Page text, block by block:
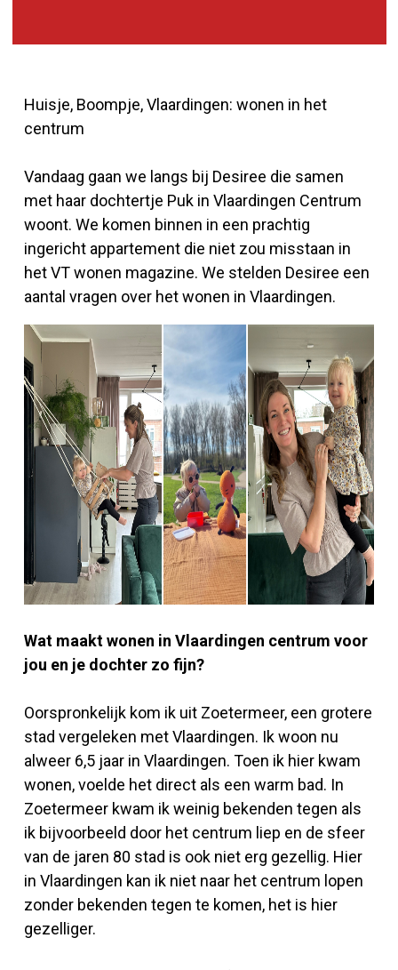
Huisje, Boompje, Vlaardingen: wonen in het
centrum
Vandaag gaan we langs bij Desiree die samen
met haar dochtertje Puk in Vlaardingen Centrum
woont. We komen binnen in een prachtig
ingericht appartement die niet zou misstaan in
het VT wonen magazine. We stelden Desiree een
aantal vragen over het wonen in Vlaardingen.
Wat maakt wonen in Vlaardingen centrum voor
jou en je dochter zo fijn?
Oorspronkelijk kom ik uit Zoetermeer, een grotere
stad vergeleken met Vlaardingen. Ik woon nu
alweer 6,5 jaar in Vlaardingen. Toen ik hier kwam
wonen, voelde het direct als een warm bad. In
Zoetermeer kwam ik weinig bekenden tegen als
ik bijvoorbeeld door het centrum liep en de sfeer
van de jaren 80 stad is ook niet erg gezellig. Hier
in Vlaardingen kan ik niet naar het centrum lopen
zonder bekenden tegen te komen, het is hier
gezelliger.